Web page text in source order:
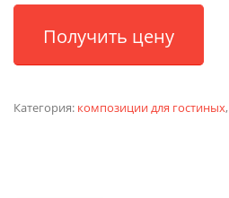
Получить цену
Категория: композиции для гостиных,